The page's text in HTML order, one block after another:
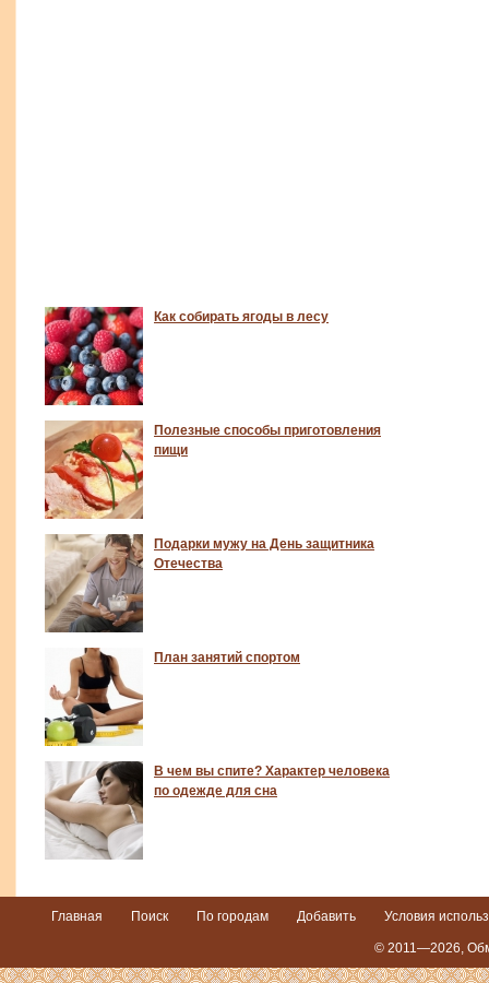
Как собирать ягоды в лесу
Полезные способы приготовления
пищи
Подарки мужу на День защитника
Отечества
План занятий спортом
В чем вы спите? Характер человека
по одежде для сна
Главная Поиск По городам Добавить Условия
© 2011—2026,